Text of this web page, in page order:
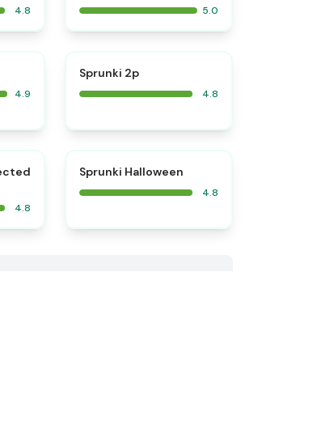
4.8 5.0
4.9
Sprunki 2p
4.8
⭐
4.8
Sprunki Halloween
4.8